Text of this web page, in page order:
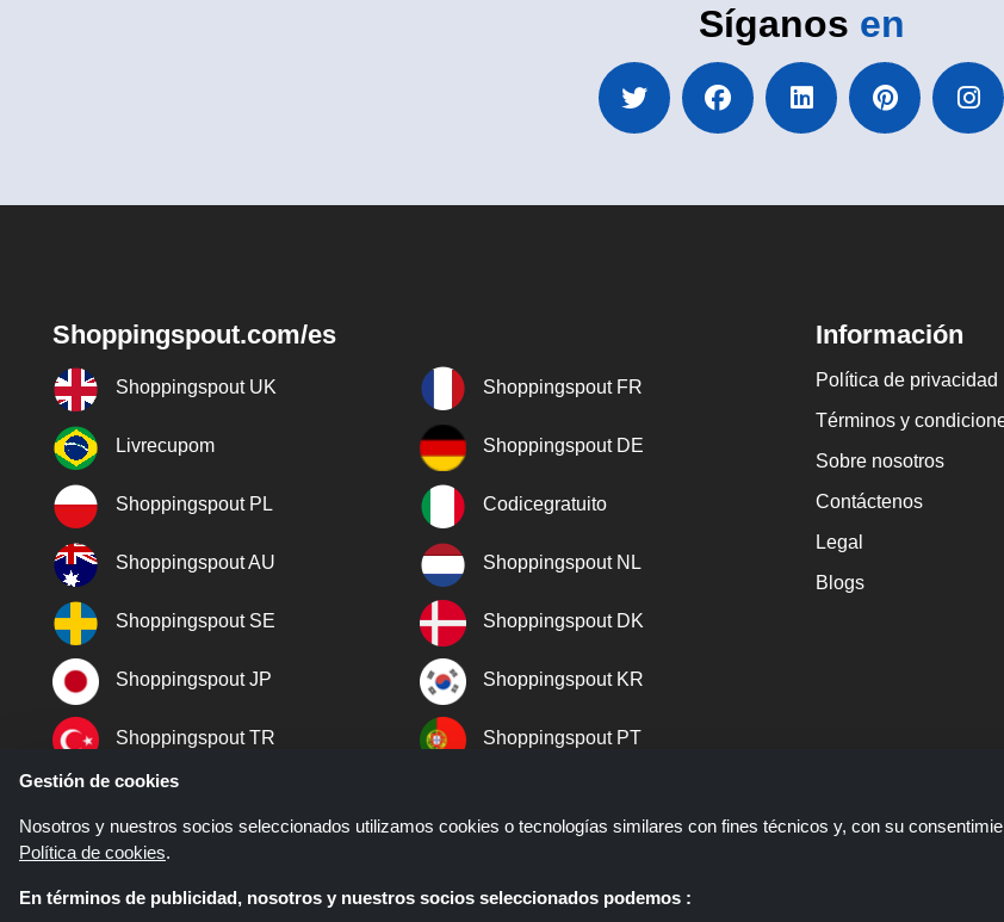
Síganos en
Shoppingspout.com/es
Shoppingspout UK Shoppingspout FR
Livrecupom Shoppingspout DE
Shoppingspout PL Codicegratuito
Shoppingspout AU Shoppingspout NL
Shoppingspout SE Shoppingspout DK
Shoppingspout JP Shoppingspout KR
Shoppingspout TR Shoppingspout PT
Información
Política de privacidad
Términos y
Sobre nosotros
Contáctenos
Legal
Blogs
Gestión de cookies
Nosotros y nuestros socios seleccionados utilizamos cookies o tecnologías similares con fines técnicos y, con su
Política de cookies.
En términos de publicidad, nosotros y nuestros socios seleccionados podemos :